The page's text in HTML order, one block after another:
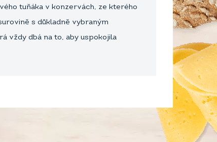
tuňáka v konzervách, ze kterého
s důkladně vybraným
vždy dbá na to, aby uspokojila